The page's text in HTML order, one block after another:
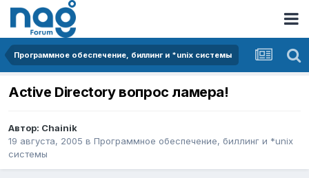
Программное обеспечение, биллинг и *unix системы
Active Directory вопрос ламера!
Автор: Chainik
19 августа, 2005 в Программное обеспечение, биллинг и *unix
системы